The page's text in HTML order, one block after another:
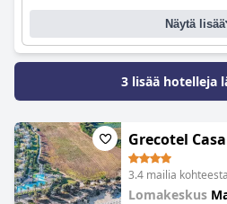
Näytä lisää
3 lisää hotelleja
Grecotel
3.4 mailia
Lomakeskus